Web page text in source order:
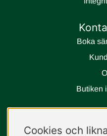
Boka
Butiken
Cookies och